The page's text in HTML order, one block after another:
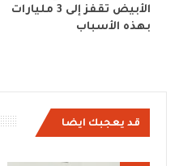
الأبيض تقفز إلى 3 مليارات
بهذه الأسباب
قد يعجبك ايضا